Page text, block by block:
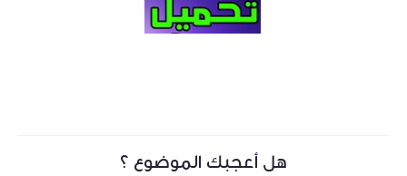
هل أعجبك الموضوع ؟